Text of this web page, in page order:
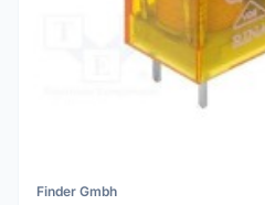
Finder Gmbh